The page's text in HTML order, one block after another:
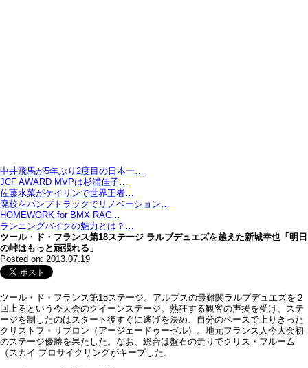
中井飛馬が5年ぶり2度目の日本一…
JCF AWARD MVPは杉浦佳子…
佐藤水菜がケイリンで世界王者…
廃校をパンプトラックでリノベーション…
HOMEWORK for BMX RAC…
ランニングバイクの魅力とは？…
ツール・ド・フランス第18ステージ ラルブデュエズを越えた新城幸也「明日
の峠はもっと頑張れる」
Posted on: 2013.07.19
ツール・ド・フランス第18ステージ。アルプスの最難関ラルプデュエズを２
回上るという今大会のクイーンステージ。熱狂する観客の声援を受け、ステ
ージを制したのはスタート後すぐに逃げを決め、自分のペースで上りきった
クリストフ・リブロン（アージェードゥーゼル）。地元フランス人今大会初
のステージ優勝を果たした。なお、総合は盤石の走りでクリス・フルーム
（スカイ プロサイクリングがキープした。